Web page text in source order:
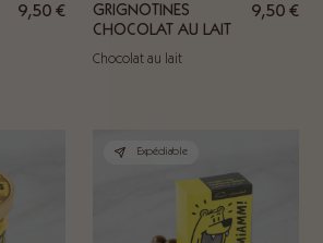
9,50 €
GRIGNOTINES
CHOCOLAT AU LAIT
9,50 €
Chocolat au lait
Expédiable